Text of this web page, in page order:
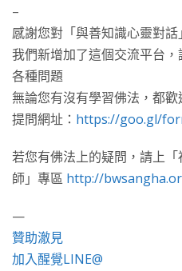
–
感謝您對「與善知識心靈對話
我們新增加了這個交流平台
各種問題
無論您有沒有學習佛法，都歡
提問網址： https://goo.gl/
若您有佛法上的疑問，請上
師」專區 http://
—
贊助澈見
加入醒覺LINE@